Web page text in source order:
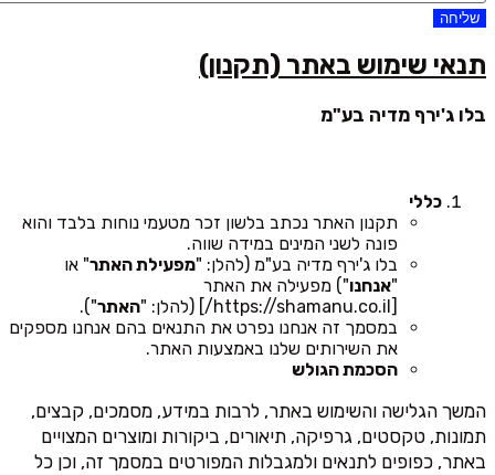
שליחה
תנאי שימוש באתר (תקנון)
בלו ג'ירף מדיה בע"מ
כללי
תקנון האתר נכתב בלשון זכר מטעמי נוחות בלבד והוא
פונה לשני המינים במידה שווה.
בלו ג'ירף מדיה בע"מ (להלן: "מפעילת האתר" או
"אנחנו") מפעילה את האתר
האתר").
במסמך זה אנחנו נפרט את התנאים בהם אנחנו מספקים
את השירותים שלנו באמצעות האתר.
הסכמת הגולש
המשך הגלישה והשימוש באתר, לרבות במידע, מסמכים, קבצים,
תמונות, טקסטים, גרפיקה, תיאורים, ביקורות ומוצרים המצויים
באתר, כפופים לתנאים ולמגבלות המפורטים במסמך זה, וכן כל